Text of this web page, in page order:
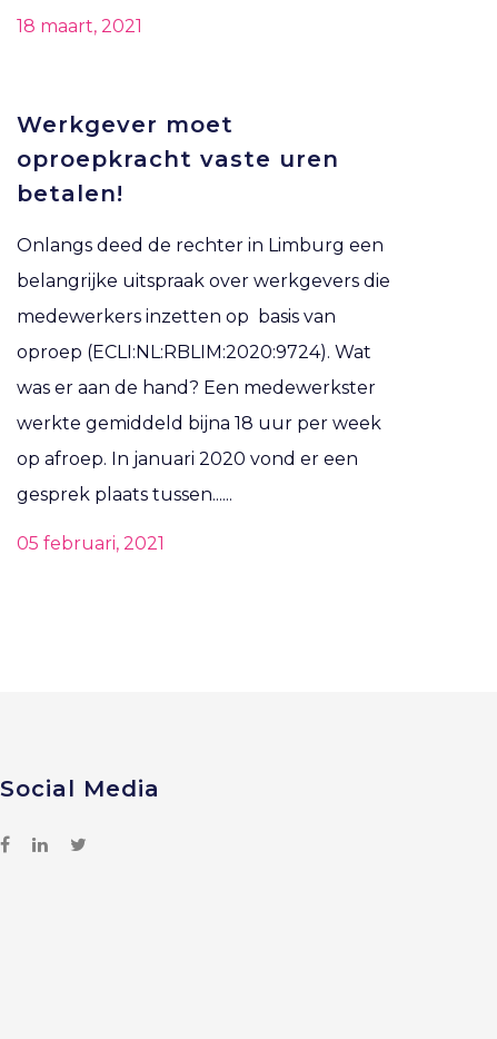
18 maart, 2021
Werkgever moet
oproepkracht vaste uren
betalen!
Onlangs deed de rechter in Limburg een
belangrijke uitspraak over werkgevers die
medewerkers inzetten op basis van
oproep (ECLI:NL:RBLIM:2020:9724). Wat
was er aan de hand? Een medewerkster
werkte gemiddeld bijna 18 uur per week
op afroep. In januari 2020 vond er een
gesprek plaats tussen......
05 februari, 2021
Social Media